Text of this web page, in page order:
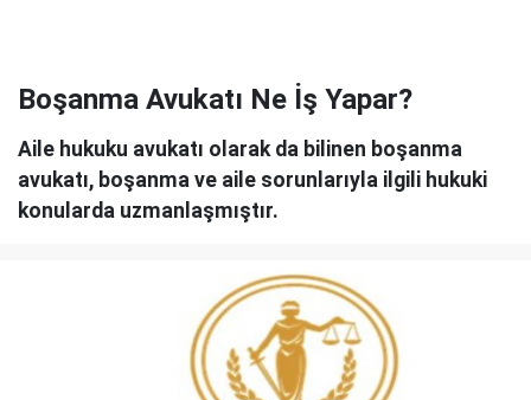
Boşanma Avukatı Ne İş Yapar?
Aile hukuku avukatı olarak da bilinen boşanma
avukatı, boşanma ve aile sorunlarıyla ilgili hukuki
konularda uzmanlaşmıştır.